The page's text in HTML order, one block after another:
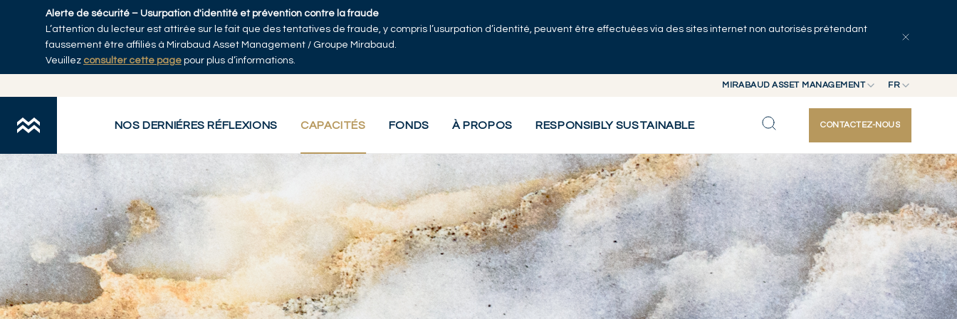
Skip to main content
Alerte de sécurité – Usurpation d'identité et prévention contre la fraude
L’attention du lecteur est attirée sur le fait que des tentatives de fraude, y compris l’usurpation d’identité, peuvent être effectuées via des sites internet non autorisés prétendant
faussement être affiliés à Mirabaud Asset Management / Groupe Mirabaud.
Veuillez consulter cette page pour plus d’informations.
MIRABAUD ASSET MANAGEMENT
MIRABAUD ASSET MANAGEMENT
FR
EN
FR
NOS DERNIÉRES RÉFLEXIONS CAPACITÉS FONDS À PROPOS RESPONSIBLY SUSTAINABLE CONTACTEZ-NOUS